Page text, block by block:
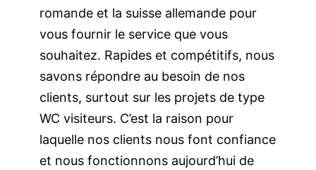
romande et la suisse allemande pour
vous fournir le serviceque vous
souhaitez. Rapides et compétitifs, nous
savons répondre au besoin de nos
clients, surtout sur les projets de type
WC visiteurs. C’est la raison pour
laquelle nos clients nous font confiance
et nous fonctionnons aujourd’hui de